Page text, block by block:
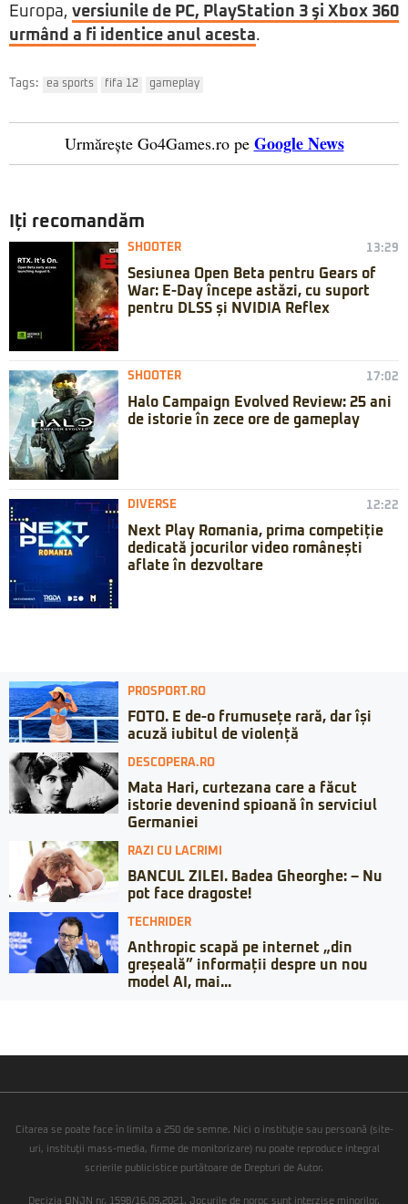
Europa, versiunile de PC, PlayStation 3 şi Xbox 360
urmând a fi identice anul acesta.
Tags: ea sports fifa 12 gameplay
Urmărește Go4Games.ro pe Google News
Iți recomandăm
SHOOTER 13:29
Sesiunea Open Beta pentru Gears of
War: E-Day începe astăzi, cu suport
pentru DLSS și NVIDIA Reflex
SHOOTER 17:02
Halo Campaign Evolved Review: 25 ani
de istorie în zece ore de gameplay
DIVERSE 12:22
Next Play Romania, prima competiție
dedicată jocurilor video românești
aflate în dezvoltare
PROSPORT.RO
FOTO. E de-o frumusețe rară, dar își
acuză iubitul de violență
DESCOPERA.RO
Mata Hari, curtezana care a făcut
istorie devenind spioană în serviciul
Germaniei
RAZI CU LACRIMI
BANCUL ZILEI. Badea Gheorghe: – Nu
pot face dragoste!
TECHRIDER
Anthropic scapă pe internet „din
greșeală” informații despre un nou
model AI, mai...
Citarea se poate face în limita a 250 de semne. Nici o instituţie sau persoană (site-
uri, instituţii mass-media, firme de monitorizare) nu poate reproduce integral
scrierile publicistice purtătoare de Drepturi de Autor.
Decizia ONJN nr. 1598/16.09.2021. Jocurile de noroc sunt interzise minorilor.